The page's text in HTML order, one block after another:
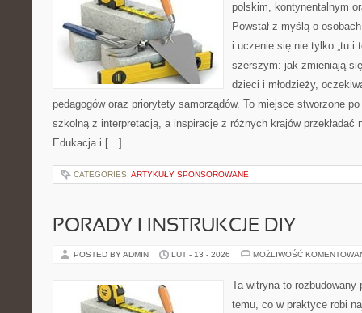
polskim, kontynentalnym
Powstał z myślą o
i uczenie się nie tylko „tu i
szerszym: jak zmieniają
dzieci i młodzieży,
pedagogów oraz priorytety samorządów. To miejsce stworzone
szkolną z interpretacją, a inspiracje z różnych krajów przekładać
Edukacja i […]
CATEGORIES: ARTYKUŁY SPONSOROWANE
PORADY I INSTRUKCJE DIY
POSTED BY ADMIN LUT - 13 - 2026 MOŻLIWOŚĆ
Ta witryna to rozbudowany
temu, co w praktyce robi